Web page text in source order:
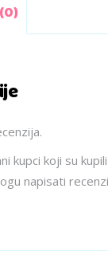
kupci koji su
napisati